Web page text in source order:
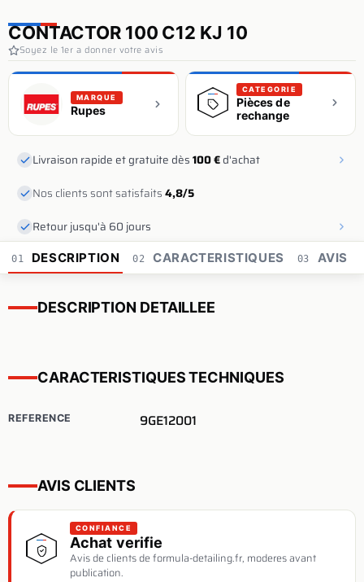
CONTACTOR 100 C12 KJ 10
Soyez le 1er a donner votre avis
MARQUE
Rupes
CATEGORIE
Pièces de
rechange
Livraison rapide et gratuite dès100 €d'achat
Nos clients sont satisfaits4,8/5
Retour jusqu'à 60 jours
01 DESCRIPTION 02 CARACTERISTIQUES 03 AVIS
DESCRIPTION DETAILLEE
CARACTERISTIQUES TECHNIQUES
REFERENCE 9GE12001
AVIS CLIENTS
CONFIANCE
Achat verifie
Avis de clients de formula-detailing.fr, moderes avant
publication.